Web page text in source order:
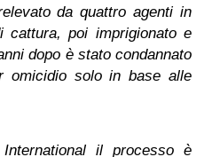
da quattro agenti in
cattura, poi imprigionato e
dopo è stato condannato
omicidio solo in base alle
il processo è